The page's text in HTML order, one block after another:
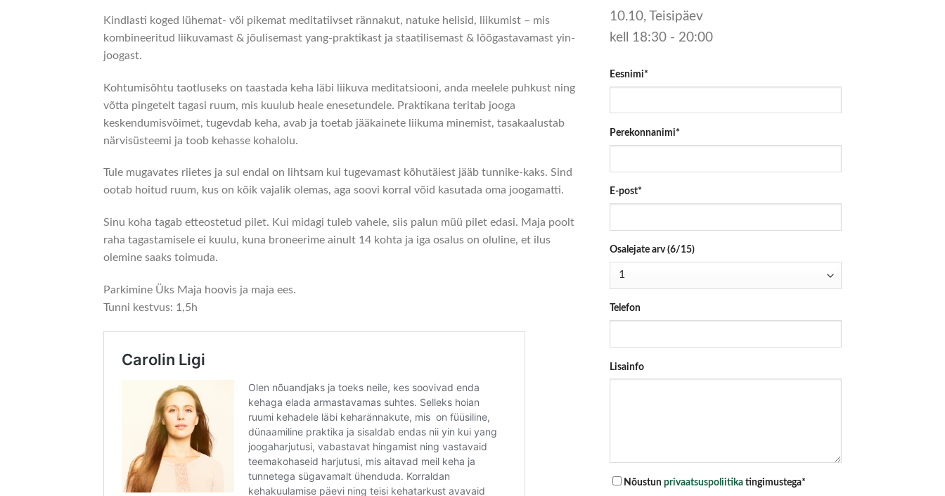
Kindlasti koged lühemat- või pikemat meditatiivset rännakut, natuke helisid, liikumist – mis
kombineeritud liikuvamast & jõulisemast yang-praktikast ja staatilisemast & lõõgastavamast yin-
joogast.
Kohtumisõhtu taotluseks on taastada keha läbi liikuva meditatsiooni, anda meelele puhkust ning
võtta pingetelt tagasi ruum, mis kuulub heale enesetundele. Praktikana teritab jooga
keskendumisvõimet, tugevdab keha, avab ja toetab jääkainete liikuma minemist, tasakaalustab
närvisüsteemi ja toob kehasse kohalolu.
Tule mugavates riietes ja sul endal on lihtsam kui tugevamast kõhutäiest jääb tunnike-kaks. Sind
ootab hoitud ruum, kus on kõik vajalik olemas, aga soovi korral võid kasutada oma joogamatti.
Sinu koha tagab etteostetud pilet. Kui midagi tuleb vahele, siis palun müü pilet edasi. Maja poolt
raha tagastamisele ei kuulu, kuna broneerime ainult 14 kohta ja iga osalus on oluline, et ilus
olemine saaks toimuda.
Parkimine Üks Maja hoovis ja maja ees.
Tunni kestvus: 1,5h
10.10, Teisipäev
kell 18:30 - 20:00
Eesnimi*
Perekonnanimi*
E-post*
Osalejate arv (6/15)
Telefon
Lisainfo
Nõustun privaatsuspoliitika tingimustega*